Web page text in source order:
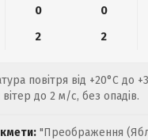
0 0
2 2
повітря від +20°C до
до 2 м/с, без опадів.
"Преображення